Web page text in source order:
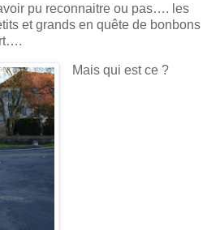
pu reconnaitre ou pas…. les
et grands en quête de bonbons
Mais qui est ce ?